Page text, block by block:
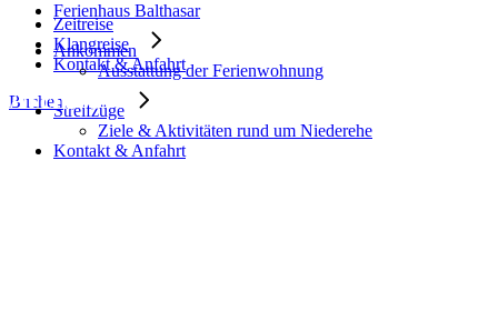
Zeitreise
Klangreise
Kontakt & Anfahrt
Buchen
Ferienhaus Balthasar
Ankommen
Ausstattung der Ferienwohnung
Streifzüge
Ziele & Aktivitäten rund um Niederehe
Kontakt & Anfahrt
Archive